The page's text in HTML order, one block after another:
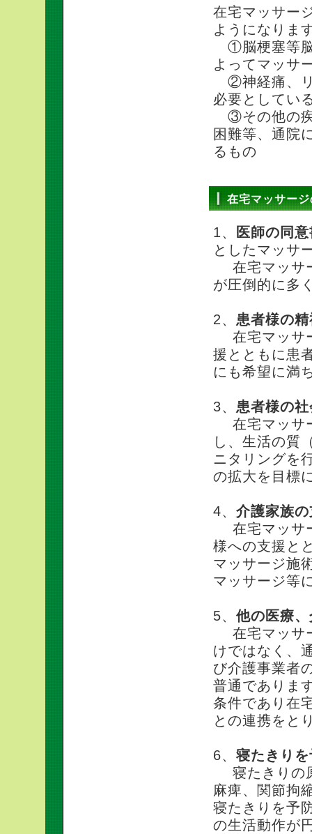
在宅マッサー
ようになりま
①脳梗塞等脳
よってマッサ
②神経痛、リ
必要としてい
③その他の疾
困難等、通院
るもの
在宅マッサー
1、
医師の同
としたマッサ
在宅マッサ
が圧倒的に多
2、 患者様の
在宅マッサ
援とともに患
にも希望に満
3、 患者様の
在宅マッサ
し、生活の質
ニタリングを
の拡大を目標
4、 介護家族
在宅マッサ
様への支援と
マッサージ施
マッサージ等
5、 他の医療
在宅マッサ
けではなく、
び介護事業者
普通でありま
条件であり在
との連携をと
6、 寝たきり
寝たきりの
麻痺、関節拘
寝たきりを予
の生活動作が